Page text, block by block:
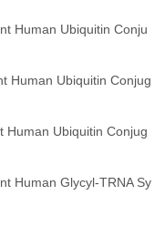
Human Ubiquitin Conju
Human Ubiquitin Conjug
Human Ubiquitin Conjug
Human Glycyl-TRNA Sy